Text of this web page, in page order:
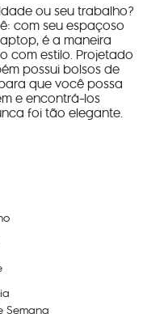
ou seu trabalho?
com seu espaçoso
é a maneira
com estilo. Projetado
possui bolsos de
que você possa
e encontrá-los
foi tão elegante.